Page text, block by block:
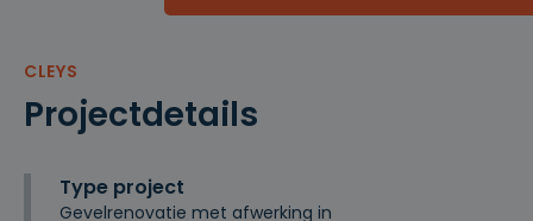
CLEYS
Projectdetails
Type project
Gevelrenovatie met afwerking in